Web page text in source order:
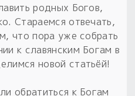
родных Богов,
Стараемся отвечать,
что пора уже собрать
к славянским Богам в
новой статьёй!
обратиться к Богам